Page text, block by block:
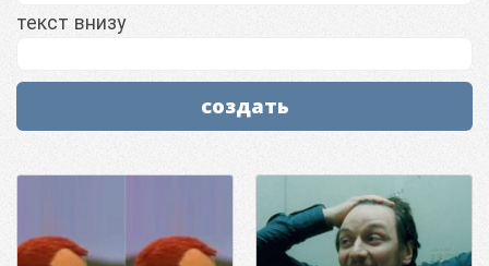
текст внизу